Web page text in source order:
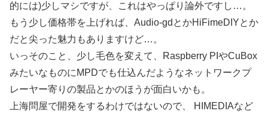
的には)少しマシですが、これはやっぱり論外ですし…。
もう少し価格帯を上げれば、Audio-gdとかHiFimeDIYとか
だと尖った魅力もありますけど…。
いっそのこと、少し毛色を変えて、Raspberry PIやCuBox
みたいなものにMPDでも仕込んだようなネットワークプ
レーヤー寄りの製品とかのほうが面白いかも。
上海問屋で開発をするわけではないので、 HIMEDIAなど